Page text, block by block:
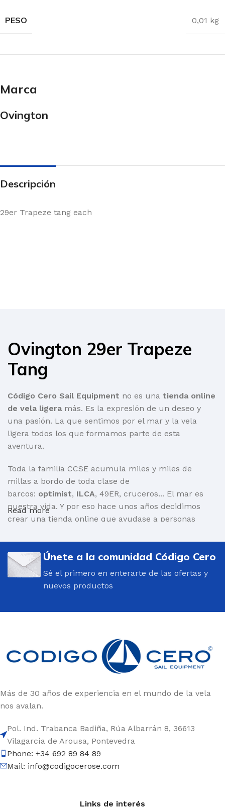
PESO 0,01 kg
Marca
Ovington
Descripción
29er Trapeze tang each
Ovington 29er Trapeze
Tang
Código Cero Sail Equipment no es una tienda online
de vela ligera más. Es la expresión de un deseo y
una pasión. La que sentimos por el mar y la vela
ligera todos los que formamos parte de esta
aventura.
Toda la familia CCSE acumula miles y miles de
millas a bordo de toda clase de
barcos: optimist, ILCA, 49ER, cruceros... El mar es
nuestra vida. Y por eso hace unos años decidimos
crear una tienda online que ayudase a personas
para salir a navegar.
Por supuesto, barcos y toda clase de material:
mástiles, cascos, velas, carros de varada, repuestos...
Pero también ropa para navegar técnica
públicos: profesionales, aficionados.
Una tienda online especializada en el mundo de la
impulsada por personas como tú.
Amantes de las regatas y del trabajo en equipo.
Read more
Únete a la comunidad Código Cero
Sé el primero en enterarte de las ofertas y
nuevos productos
Más de 30 años de experiencia en el mundo de la vela
nos avalan.
Pol. Ind. Trabanca Badiña, Rúa Albarrán 8, 36613
Vilagarcía de Arousa, Pontevedra
Phone: +34 692 89 84 89
Mail: info@codigocerose.com
Links de interés